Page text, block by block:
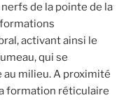
de la pointe de la
activant ainsi le
qui se
milieu. A proximité
formation réticulaire